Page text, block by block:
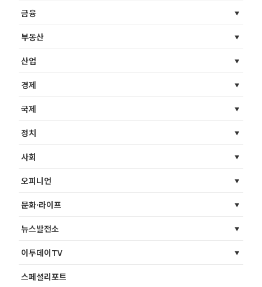
금융
부동산
산업
경제
국제
정치
사회
오피니언
문화·라이프
뉴스발전소
이투데이TV
스페셜리포트